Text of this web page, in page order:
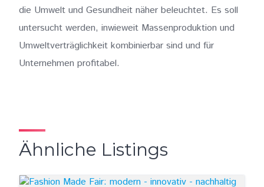
die Umwelt und Gesundheit näher beleuchtet. Es soll
untersucht werden, inwieweit Massenproduktion und
Umweltverträglichkeit kombinierbar sind und für
Unternehmen profitabel.
Ähnliche Listings